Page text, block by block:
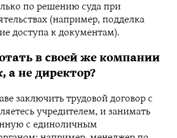
по решению суда при
(например, подделка
доступа к документам).
в своей же компании
а не директор?
заключить трудовой договор с
учредителем, и занимать
с единоличным